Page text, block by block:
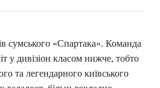
сумського «Спартака». Команда
у дивізіон класом нижче, тобто
та легендарного київського